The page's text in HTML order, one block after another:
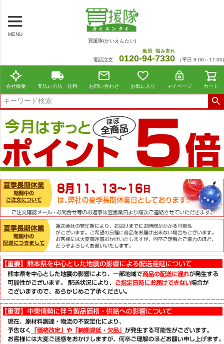
MENU
買援隊(かいえんたい)
電話注文 0120-94
急用
-7330
悩み去れ
（平日 9:00～17:00)
会社概要 支払い方法・送料 お問い合わせ お気に入り マイページ カート